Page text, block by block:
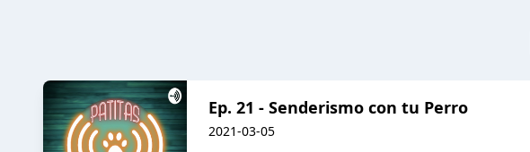
Ep. 21 - Senderismo con tu Perro
2021-03-05